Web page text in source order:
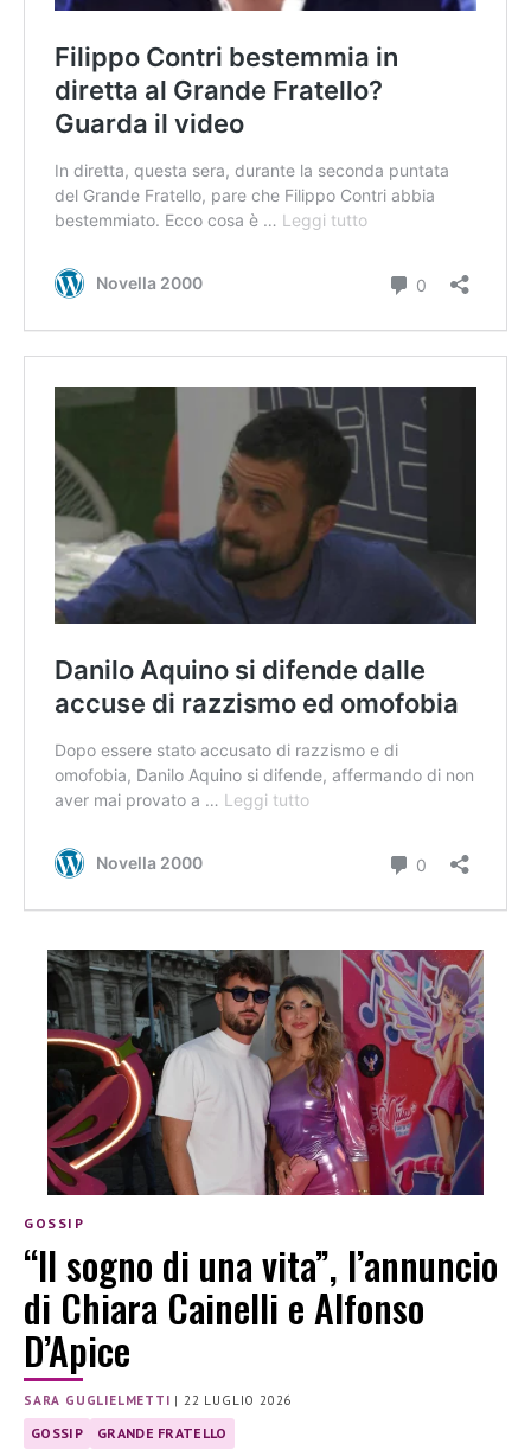
GOSSIP
“Il sogno di una vita”, l’annuncio
di Chiara Cainelli e Alfonso
D’Apice
SARA GUGLIELMETTI | 22 LUGLIO 2026
GOSSIP GRANDE FRATELLO